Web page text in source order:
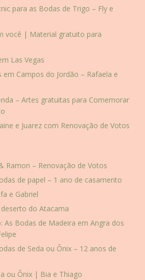
para as Bodas de Trigo – Fly e
você | Material gratuito para
Las Vegas
Campos do Jordão – Rafaela e
– Artes gratuitas para Comemorar
e Juarez com Renovação de Votos
Ramon – Renovação de Votos
de papel – 1 ano de casamento
e Gabriel
do Atacama
As Bodas de Madeira em Angra dos
de Seda ou Ônix – 12 anos de
ou Ônix | Bia e Thiago